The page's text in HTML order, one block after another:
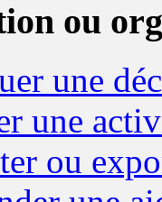
ou
une
une
ou